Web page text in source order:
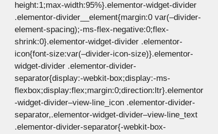
height:1;max-width:95%}.elementor-widget-divider
.elementor-divider__element{margin:0 var(–divider-
element-spacing);-ms-flex-negative:0;flex-
shrink:0}.elementor-widget-divider .elementor-
icon{font-size:var(–divider-icon-size)}.elementor-
widget-divider .elementor-divider-
separator{display:-webkit-box;display:-ms-
flexbox;display:flex;margin:0;direction:ltr}.elementor
-widget-divider–view-line_icon .elementor-divider-
separator,.elementor-widget-divider–view-line_text
.elementor-divider-separator{-webkit-box-